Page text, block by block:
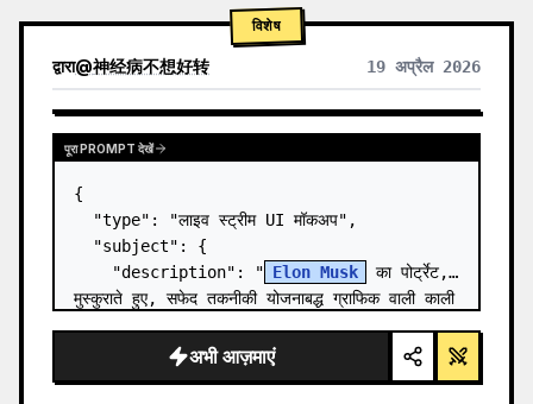
विशेष
द्वारा@神经病不想好转 19 अप्रैल 2026
पूरा PROMPT देखें
{
  "type": "लाइव स्ट्रीम UI मॉकअप",
  "subject": {
    "description": "
Elon Musk
का पोर्ट्रेट,
मुस्कुराते हुए, सफेद तकनीकी योजनाबद्ध ग्राफिक वाली काली
    "background": "बाईं ओर '{argument
name=\"le…
अभी आज़माएं